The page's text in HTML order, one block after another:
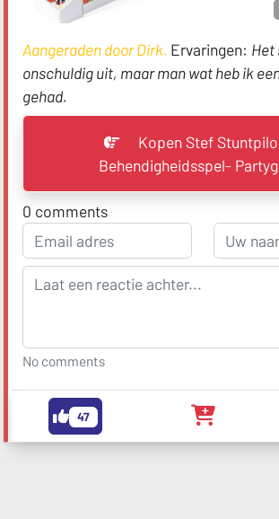
Aangeraden door Dirk. Ervaringen: Het
onschuldig uit, maar man wat heb ik
gehad.
Kopen Stef
Behendigheidsspel-
0 comments
No comments
47